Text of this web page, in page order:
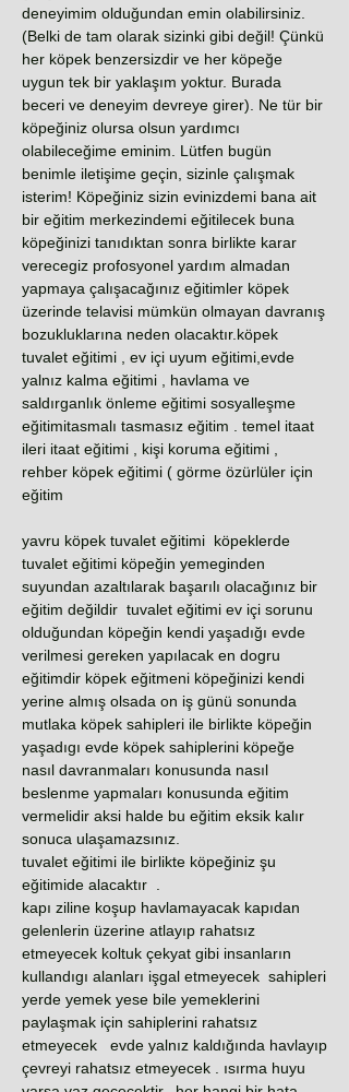
deneyimim olduğundan emin olabilirsiniz.
(Belki de tam olarak sizinki gibi değil! Çünkü
her köpek benzersizdir ve her köpeğe
uygun tek bir yaklaşım yoktur. Burada
beceri ve deneyim devreye girer). Ne tür bir
köpeğiniz olursa olsun yardımcı
olabileceğime eminim. Lütfen bugün
benimle iletişime geçin, sizinle çalışmak
isterim! Köpeğiniz sizin evinizdemi bana ait
bir eğitim merkezindemi eğitilecek buna
köpeğinizi tanıdıktan sonra birlikte karar
verecegiz profosyonel yardım almadan
yapmaya çalışacağınız eğitimler köpek
üzerinde telavisi mümkün olmayan davranış
bozukluklarına neden olacaktır.köpek
tuvalet eğitimi , ev içi uyum eğitimi,evde
yalnız kalma eğitimi , havlama ve
saldırganlık önleme eğitimi sosyalleşme
eğitimitasmalı tasmasız eğitim . temel itaat
ileri itaat eğitimi , kişi koruma eğitimi ,
rehber köpek eğitimi ( görme özürlüler için
eğitim
yavru köpek tuvalet eğitimi köpeklerde
tuvalet eğitimi köpeğin yemeginden
suyundan azaltılarak başarılı olacağınız bir
eğitim değildir tuvalet eğitimi ev içi sorunu
olduğundan köpeğin kendi yaşadığı evde
verilmesi gereken yapılacak en dogru
eğitimdir köpek eğitmeni köpeğinizi kendi
yerine almış olsada on iş günü sonunda
mutlaka köpek sahipleri ile birlikte köpeğin
yaşadıgı evde köpek sahiplerini köpeğe
nasıl davranmaları konusunda nasıl
beslenme yapmaları konusunda eğitim
vermelidir aksi halde bu eğitim eksik kalır
sonuca ulaşamazsınız.
tuvalet eğitimi ile birlikte köpeğiniz şu
eğitimide alacaktır .
kapı ziline koşup havlamayacak kapıdan
gelenlerin üzerine atlayıp rahatsız
etmeyecek koltuk çekyat gibi insanların
kullandıgı alanları işgal etmeyecek sahipleri
yerde yemek yese bile yemeklerini
paylaşmak için sahiplerini rahatsız
etmeyecek evde yalnız kaldığında havlayıp
çevreyi rahatsız etmeyecek . ısırma huyu